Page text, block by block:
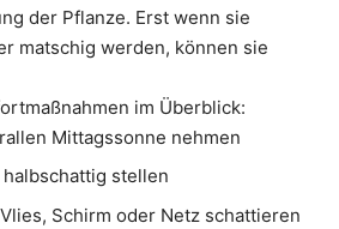
der Pflanze. Erst wenn sie
matschig werden, können sie
im Überblick:
Mittagssonne nehmen
halbschattig stellen
Schirm oder Netz schattieren